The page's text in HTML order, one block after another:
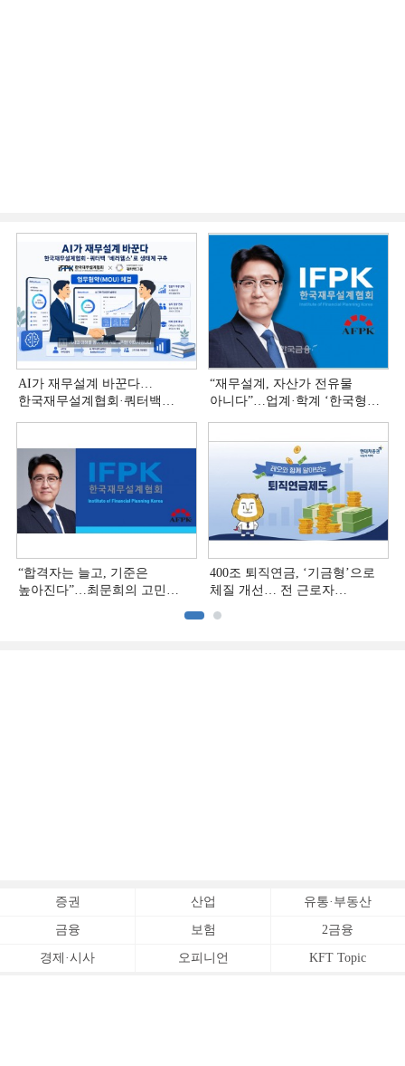
AI가 재무설계 바꾼다…
한국재무설계협회·쿼터백
“재무설계, 자산가 전유물
아니다”…업계·학계 ‘한국형
“합격자는 늘고, 기준은
높아진다”…최문희의 고민
400조 퇴직연금, ‘기금형’으로
체질 개선… 전 근로자
증권 산업 유통·부동산
금융 보험 2금융
경제·시사 오피니언 KFT Topic